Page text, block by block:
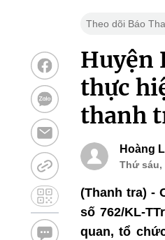
Theo dõi Báo
Huyện
thực
thanh
Hoàng
Thứ sáu,
(Thanh tra) -
số 762/KL-
quan, tổ